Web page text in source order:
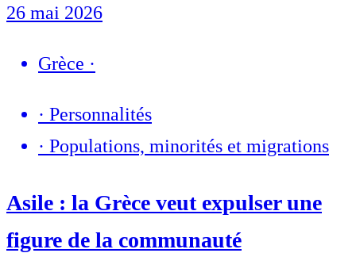
26 mai 2026
Grèce ·
· Personnalités
· Populations, minorités et migrations
Asile : la Grèce veut expulser une
figure de la communauté